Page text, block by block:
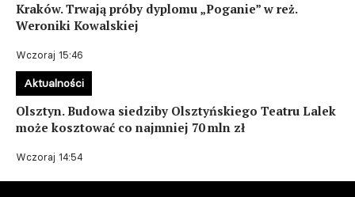
Kraków. Trwają próby dyplomu „Poganie” w reż.
Weroniki Kowalskiej
Wczoraj 15:46
Olsztyn. Budowa siedziby Olsztyńskiego Teatru Lalek
może kosztować co najmniej 70 mln zł
Wczoraj 14:54
Aktualności